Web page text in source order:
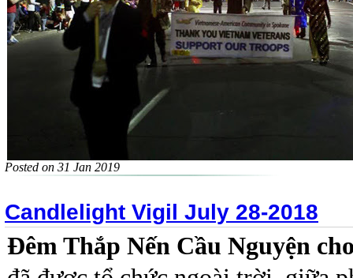
Posted on 31 Jan 2019
Candlelight Vigil July 28-2018
Đêm Thắp Nến Cầu Nguyện